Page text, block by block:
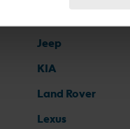
Jeep
KIA
Land Rover
Lexus